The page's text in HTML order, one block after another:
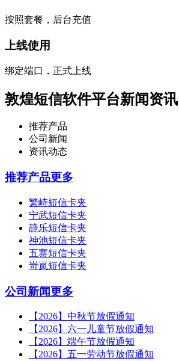
按照套餐，后台充值
上线使用
绑定端口，正式上线
敦煌短信软件平台新闻资讯
推荐产品
公司新闻
资讯动态
推荐产品更多
繁峙短信卡夹
宁武短信卡夹
静乐短信卡夹
神池短信卡夹
五寨短信卡夹
岢岚短信卡夹
公司新闻更多
【2026】中秋节放假通知
【2026】六一儿童节放假通知
【2026】端午节放假通知
【2026】五一劳动节放假通知